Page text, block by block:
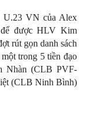
U.23 VN của Alex
được HLV Kim
rút gọn danh sách
trong 5 tiền đạo
Nhàn (CLB PVF-
(CLB Ninh Bình)